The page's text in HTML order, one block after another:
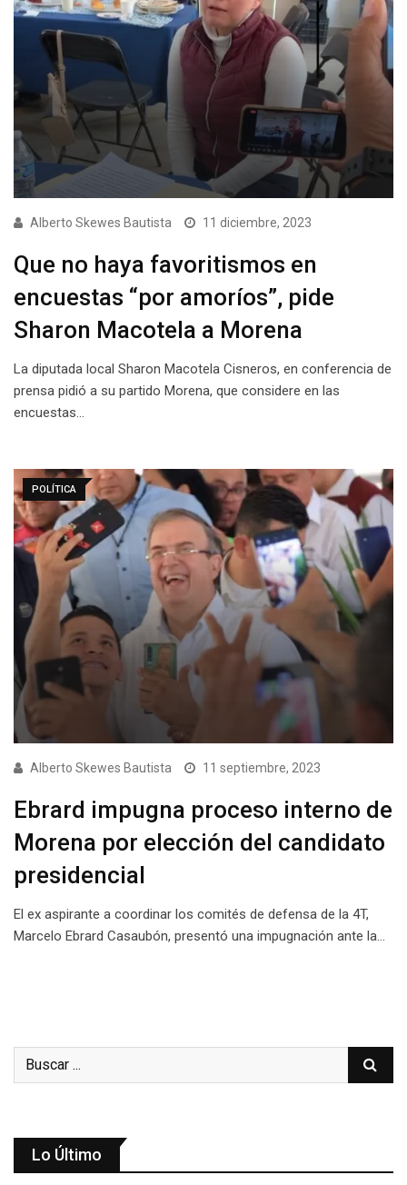
Alberto Skewes Bautista 11 diciembre, 2023
Que no haya favoritismos en
encuestas “por amoríos”, pide
Sharon Macotela a Morena
La diputada local Sharon Macotela Cisneros, en conferencia de
prensa pidió a su partido Morena, que considere en las
encuestas…
POLÍTICA
Alberto Skewes Bautista 11 septiembre, 2023
Ebrard impugna proceso interno de
Morena por elección del candidato
presidencial
El ex aspirante a coordinar los comités de defensa de la 4T,
Marcelo Ebrard Casaubón, presentó una impugnación ante la…
Lo Último